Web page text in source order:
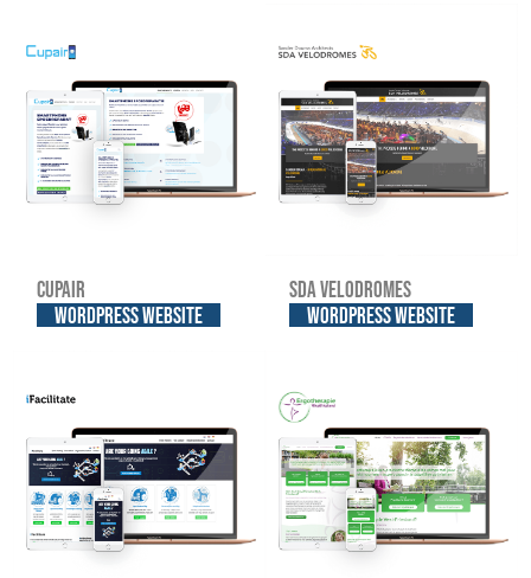
Cupair
WordPress website
SDA Velodromes
WordPress website